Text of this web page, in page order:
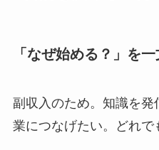
「なぜ始める？」を
副収入のため。知識を
業につなげたい。どれで